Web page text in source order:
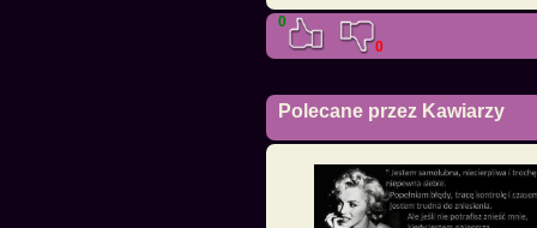
0
0
Polecane przez Kawiarzy